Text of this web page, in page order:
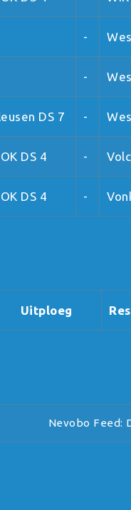
-
-
DS 7 -
DS 4 -
DS 4 -
Uitploeg
Nevobo Feed: